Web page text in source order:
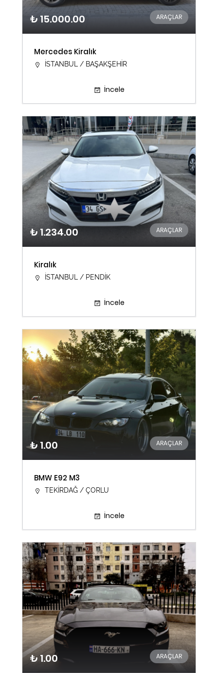
₺ 15.000.00 ARAÇLAR
Mercedes Kiralık
İSTANBUL / BAŞAKŞEHİR
İncele
₺ 1.234.00 ARAÇLAR
Kiralık
İSTANBUL / PENDİK
İncele
₺ 1.00 ARAÇLAR
BMW E92 M3
TEKİRDAĞ / ÇORLU
İncele
₺ 1.00 ARAÇLAR